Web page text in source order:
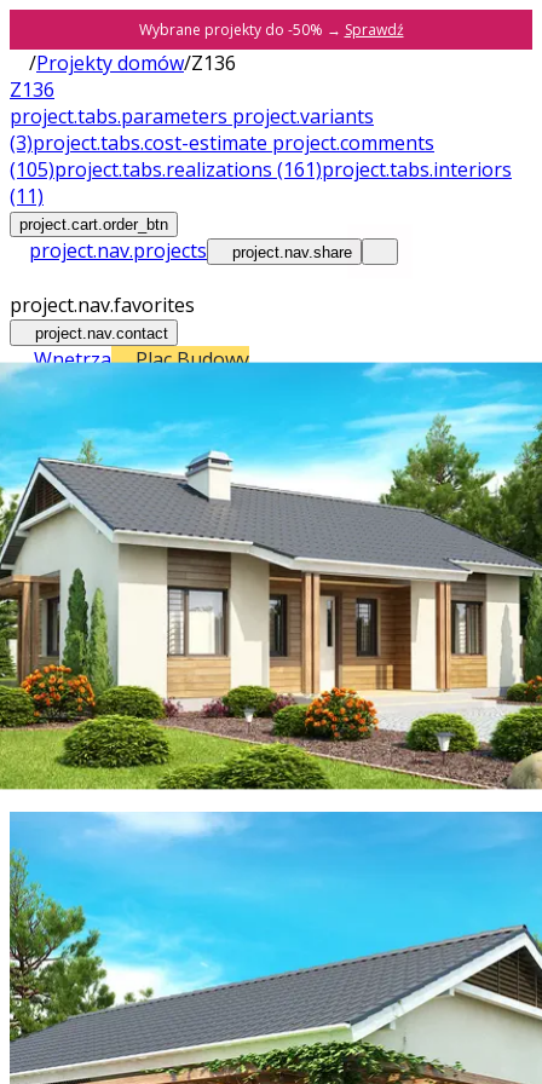
Wybrane projekty do -50% → Sprawdź
/Projekty domów/Z136
Z136
project.tabs.parameters project.variants
(3)project.tabs.cost-estimate project.comments
(105)project.tabs.realizations (161)project.tabs.interiors
(11)
project.cart.order_btn
project.nav.projects project.nav.share
project.nav.favorites
project.nav.contact
Wnętrza Plac Budowy